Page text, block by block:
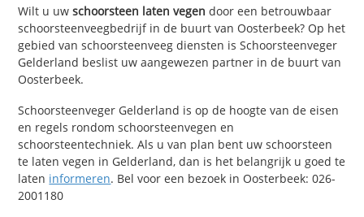
Wilt u uwschoorsteen laten vegen door een betrouwbaar
schoorsteenveegbedrijf in de buurt van Oosterbeek? Op het
gebied van schoorsteenveeg diensten is Schoorsteenveger
Gelderland beslist uw aangewezen partner in de buurt van
Oosterbeek.
Schoorsteenveger Gelderland is op de hoogte van de eisen
en regels rondom schoorsteenvegen en
schoorsteentechniek. Als u van plan bent uw schoorsteen
te laten vegen in Gelderland, dan is het belangrijk u goed te
laten informeren. Bel voor een bezoek in Oosterbeek: 026-
2001180